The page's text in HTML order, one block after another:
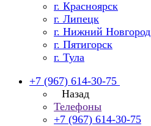
г. Красноярск
г. Липецк
г. Нижний Новгород
г. Пятигорск
г. Тула
+7 (967) 614-30-75
Назад
Телефоны
+7 (967) 614-30-75